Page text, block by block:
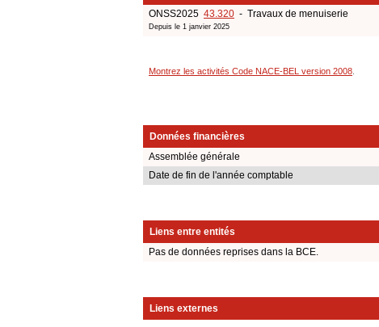
ONSS2025 43.320 - Travaux de menuiserie
Depuis le 1 janvier 2025
Montrez les activités Code NACE-BEL version 2008
Données financières
Assemblée générale
Date de fin de l'année comptable
Liens entre entités
Pas de données reprises dans la BCE.
Liens externes